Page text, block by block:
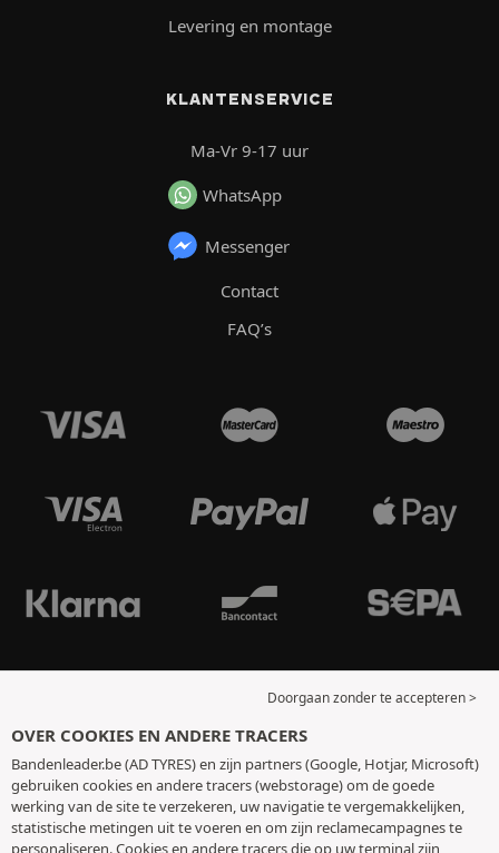
Levering en montage
KLANTENSERVICE
Ma-Vr 9-17 uur
WhatsApp
Messenger
Contact
FAQ’s
Doorgaan zonder te accepteren >
OVER COOKIES EN ANDERE TRACERS
Bandenleader.be (AD TYRES) en zijn partners (Google, Hotjar, Microsoft)
gebruiken cookies en andere tracers (webstorage) om de goede
werking van de site te verzekeren, uw navigatie te vergemakkelijken,
statistische metingen uit te voeren en om zijn reclamecampagnes te
personaliseren. Cookies en andere tracers die op uw terminal zijn